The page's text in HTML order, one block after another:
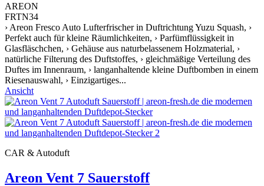
AREON
FRTN34
› Areon Fresco Auto Lufterfrischer in Duftrichtung Yuzu Squash, ›
Perfekt auch für kleine Räumlichkeiten, › Parfümflüssigkeit in
Glasfläschchen, › Gehäuse aus naturbelassenem Holzmaterial, ›
natürliche Filterung des Duftstoffes, › gleichmäßige Verteilung des
Duftes im Innenraum, › langanhaltende kleine Duftbomben in einem
Riesenauswahl, › Einzigartiges...
Ansicht
CAR & Autoduft
Areon Vent 7 Sauerstoff